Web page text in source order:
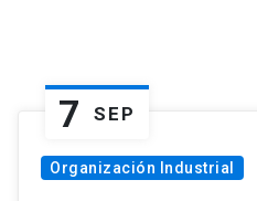
7 SEP
Organización Industrial